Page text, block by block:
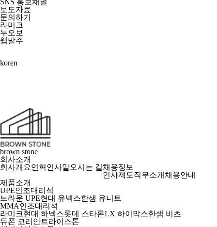
SNS 홍보채널
보도자료
문의하기
라미크
누오보
웹발주
koren
brown stone
회사소개
회사개요연혁인사말오시는 길채용정보
인사제도직무소개채용안내
제품소개
UPE인조대리석
브라운 UPE현대 유넥스한샘 유니트
MMA인조대리석
라미크현대 하넥스롯데 스타론LX 하이막스한샘 비츠
듀폰 코리안트라이스톤